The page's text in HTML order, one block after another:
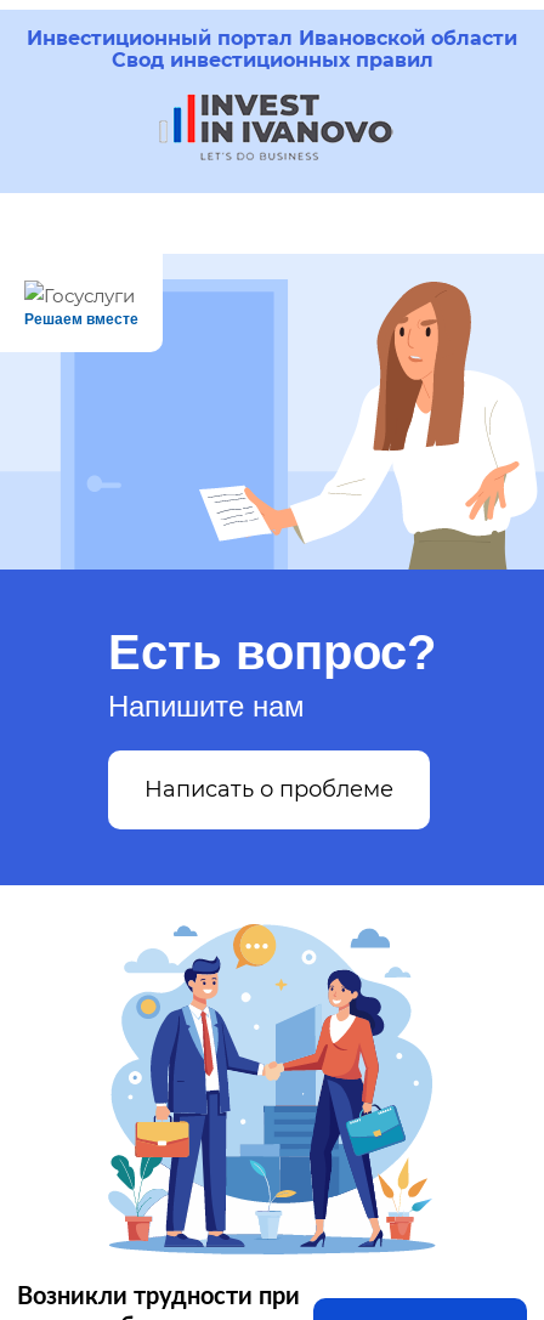
Инвестиционный портал Ивановской области
Свод инвестиционных правил
Есть вопрос?
Напишите нам
Написать о проблеме
Решаем вместе
Возникли трудности при